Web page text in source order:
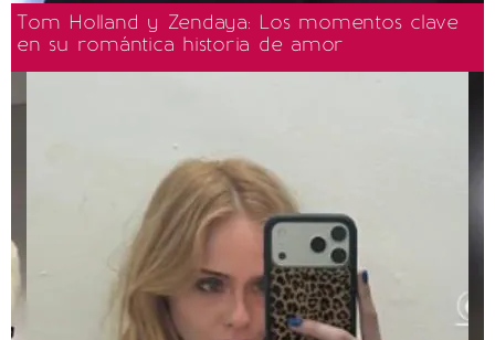
Tom Holland y Zendaya: Los momentos clave
en su romántica historia de amor